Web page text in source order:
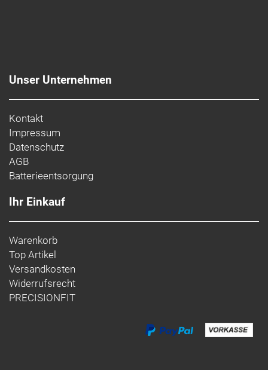
Unser Unternehmen
Kontakt
Impressum
Datenschutz
AGB
Batterieentsorgung
Ihr Einkauf
Warenkorb
Top Artikel
Versandkosten
Widerrufsrecht
PRECISIONFIT